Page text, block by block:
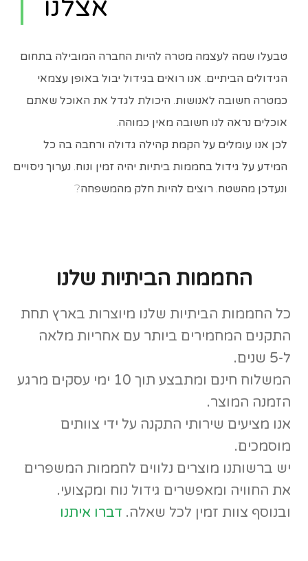
אצלנו
טבעלו שמה לעצמה מטרה להיות החברה המובילה בתחום
הגידולים הביתיים. אנו רואים בגידול יבול באופן עצמאי
כמטרה חשובה לאנושות. היכולת לגדל את האוכל שאתם
אוכלים נראה לנו חשובה מאין כמוהה.
לכן אנו עומלים על הקמת קהילה גדולה ורחבה בה כל
המידע על גידול בחממות ביתיות יהיה זמין ונוח. נערוך ניסויים
ונעדכן מהשטח. רוצים להיות חלק מהמשפחה?
החממות הביתיות שלנו
כל החממות הביתיות שלנו מיוצרות בארץ תחת
התקנים המחמירים ביותר עם אחריות מלאה
ל-5 שנים.
המשלוח חינם ומתבצע תוך 10 ימי עסקים מרגע
הזמנה המוצר.
אנו מציעים שירותי התקנה על ידי צוותים
מוסמכים.
יש ברשותנו מוצרים נלווים לחממות המשפרים
את החוויה ומאפשרים גידול נוח ומקצועי.
ובנוסף צוות זמין לכל שאלה. דברו איתנו